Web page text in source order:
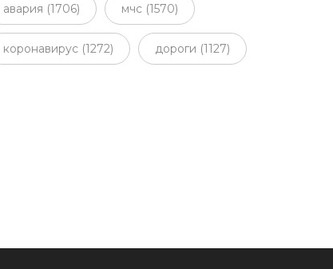
авария (1706) мчс (1570)
коронавирус (1272) дороги (1127)